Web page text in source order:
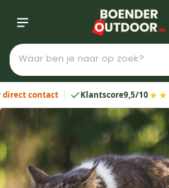
Klantscore9,5/10★★★★★